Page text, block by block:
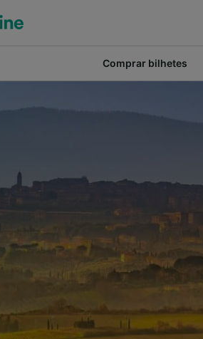
Comprar bilhetes